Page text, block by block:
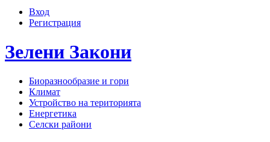
Вход
Регистрация
Зелени Закони
Биоразнообразие и гори
Климат
Устройство на територията
Енергетика
Селски райони